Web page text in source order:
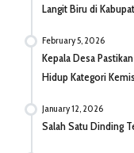
Langit Biru di
February 5, 2026
Kepala Desa
Hidup Kategori
January 12, 2026
Salah Satu Dinding